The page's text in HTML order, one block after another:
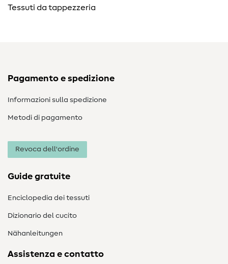
Tessuti da tappezzeria
Pagamento e spedizione
Informazioni sulla spedizione
Metodi di pagamento
Revoca dell'ordine
Guide gratuite
Enciclopedia dei tessuti
Dizionario del cucito
Nähanleitungen
Assistenza e contatto